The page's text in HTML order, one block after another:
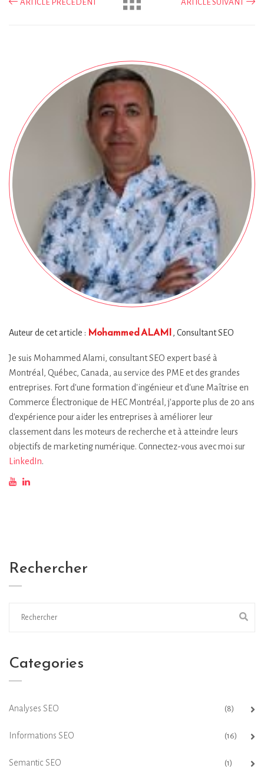
ARTICLE PRECEDENT ARTICLE SUIVANT
Auteur de cet article : Mohammed ALAMI, Consultant SEO
Je suis Mohammed Alami, consultant SEO expert basé à
Montréal, Québec, Canada, au service des PME et des grandes
entreprises. Fort d'une formation d'ingénieur et d'une Maîtrise en
Commerce Électronique de HEC Montréal, j'apporte plus de 20 ans
d'expérience pour aider les entreprises à améliorer leur
classement dans les moteurs de recherche et à atteindre leurs
objectifs de marketing numérique. Connectez-vous avec moi sur
LinkedIn.
Rechercher
Categories
Analyses SEO (8)
Informations SEO (16)
Semantic SEO (1)